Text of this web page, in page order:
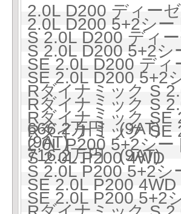
2.0L D200 ディー
2.0L D200 5+2シ
S 2.0L D200 ディ
S 2.0L D200 5+2
SE 2.0L D200 デ
SE 2.0L D200
Rダイナミック S
Rダイナミック S
666.2万円 (9AT)
Rダイナミック
(9AT)
Rダイナミック
716.2万円 (9AT)
2.0L P200 5+2シ
S 2.0L P200
S 2.0L P200 5+2
SE 2.0L P200
SE 2.0L P200